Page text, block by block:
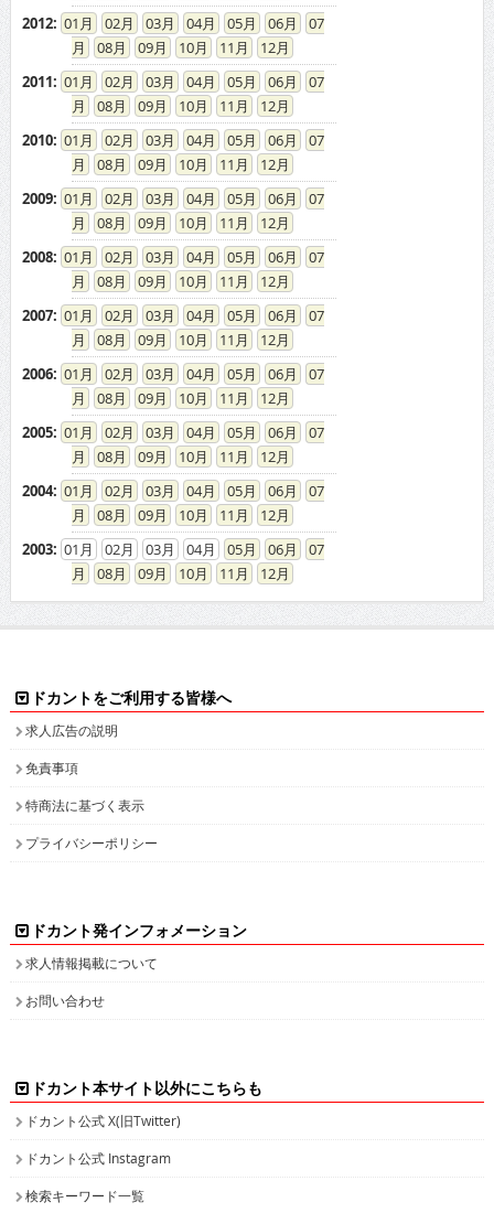
2012: 01 02 03 04 05 06
07
08
09 10 11
12
2011: 01 02 03 04 05 06
07
08
09 10 11
12
2010: 01 02 03 04 05 06
07
08
09 10 11
12
2009: 01 02 03 04 05 06
07
08
09 10 11
12
2008: 01 02 03 04 05 06
07
08
09 10 11
12
2007: 01 02 03 04 05 06
07
08
09 10 11
12
2006: 01 02 03 04 05 06
07
08
09 10 11
12
2005: 01 02 03 04 05 06
07
08
09 10 11
12
2004: 01 02 03 04 05 06
07
08
09 10 11
12
2003: 01 02 03 04 05 06
07
08
09 10 11 12
ドカントをご利用する皆様へ
求人広告の説明
免責事項
特商法に基づく表示
プライバシーポリシー
ドカント発インフォメーション
求人情報掲載について
お問い合わせ
ドカント本サイト以外にこちらも
ドカント公式 X(旧Twitter)
ドカント公式 Instagram
検索キーワード一覧